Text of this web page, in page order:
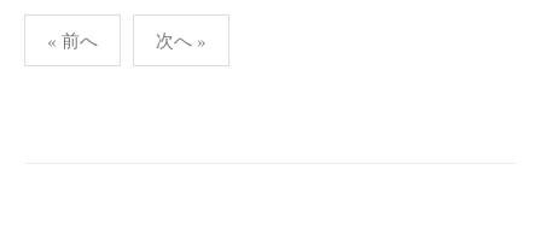
稿
« 前へ 次へ »